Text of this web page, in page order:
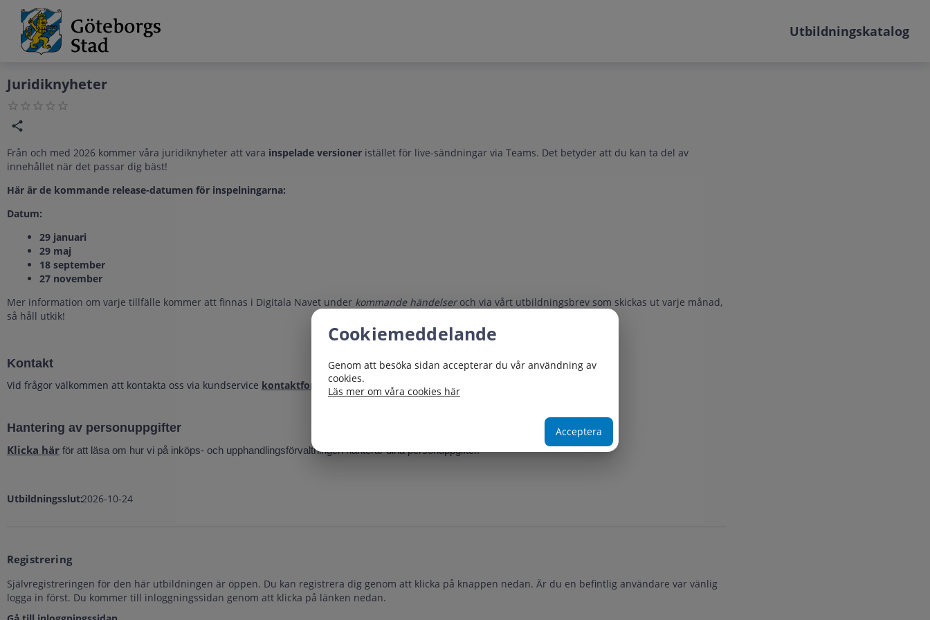
Grade
Portal
Utbildningskatalog
Juridiknyheter
Från och med 2026 kommer våra juridiknyheter att vara inspelade versioner istället för live-sändningar via Teams. Det betyder att du kan ta del av
innehållet när det passar dig bäst!
Här är de kommande release-datumen för inspelningarna:
Datum:
29 januari
29 maj
18 september
27 november
Mer information om varje tillfälle kommer att finnas i Digitala Navet under kommande händelser och via vårt utbildningsbrev som skickas ut varje månad,
så håll utkik!
Kontakt
Vid frågor välkommen att kontakta oss via kundservice kontaktformulär.
Hantering av personuppgifter
Klicka här för att läsa om hur vi på inköps- och upphandlingsförvaltningen hanterar dina personuppgifter.
Utbildningsslut:2026-10-24
Registrering
Självregistreringen för den här utbildningen är öppen. Du kan registrera dig genom att klicka på knappen nedan. Är du en befintlig användare var vänlig
logga in först. Du kommer till inloggningssidan genom att klicka på länken nedan.
Cookiemeddelande
Genom att besöka sidan accepterar du vår användning av
cookies.
Läs mer om våra cookies här
Acceptera